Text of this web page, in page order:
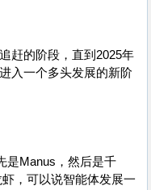
赶的阶段，直到2025年
入一个多头发展的新阶
是Manus，然后是千
，可以说智能体发展一